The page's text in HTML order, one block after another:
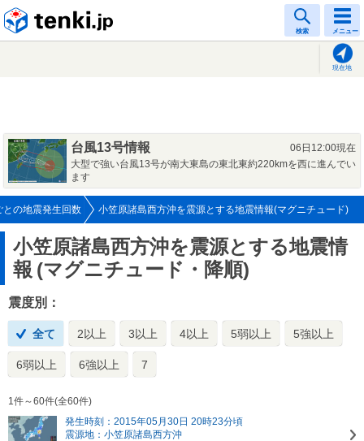
検索 メニュー
現在地
台風13号情報
06日12:00現在
大型で強い台風13号が南大東島の東北東約220kmを西に進んでい
ます
との地震発生回数 小笠原諸島西方沖を震源とする地震情報(マグニチュード)
小笠原諸島西方沖を震源とする地震情
報 (マグニチュード・降順)
震度別：
全て 2以上 3以上 4以上 5弱以上 5強以上
6弱以上 6強以上 7
1件～60件(全60件)
発生時刻：2015年05月30日 20時23分頃
震源地：小笠原諸島西方沖